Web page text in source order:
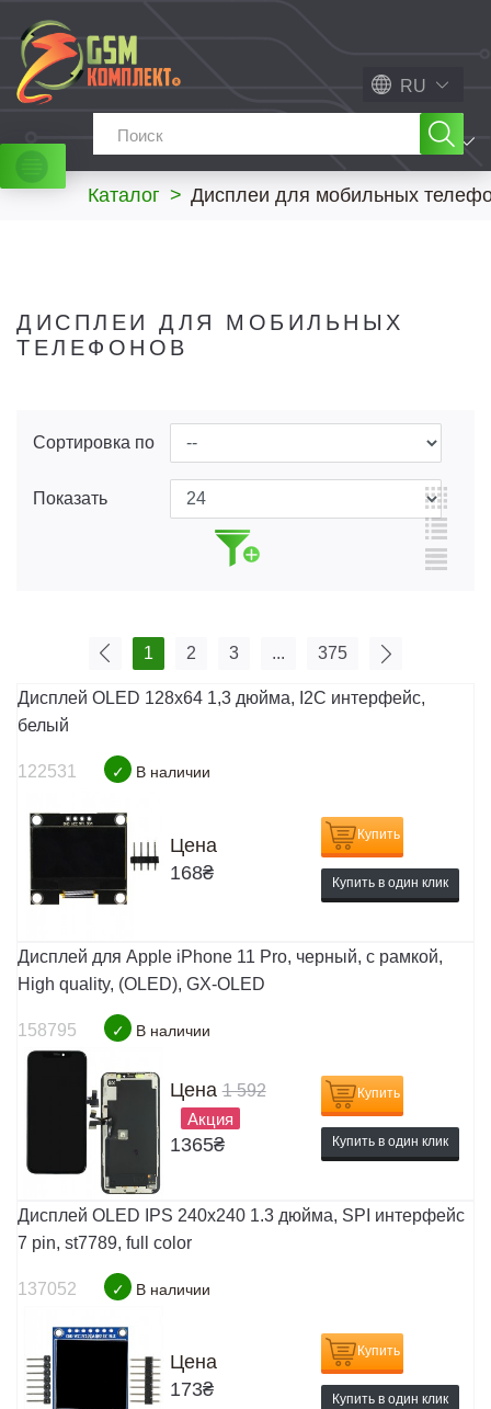
RU
МЕНЮ
Каталог > Дисплеи для мобильных
ДИСПЛЕИ ДЛЯ МОБИЛЬНЫХ
ТЕЛЕФОНОВ
Сортировка по
Показать
1 2 3 ... 375
Дисплей OLED 128x64 1,3 дюйма, I2C интерфейс,
белый
122531 ✓ В наличии
Цена
168₴
Купить
Купить в один клик
Дисплей для Apple iPhone 11 Pro, черный, с рамкой,
High quality, (OLED), GX-OLED
158795 ✓ В наличии
Цена1 592
Акция
1365₴
Купить
Купить в один клик
Дисплей OLED IPS 240x240 1.3 дюйма, SPI интерфейс
7 pin, st7789, full color
137052 ✓ В наличии
Цена
173₴
Купить
Купить в один клик